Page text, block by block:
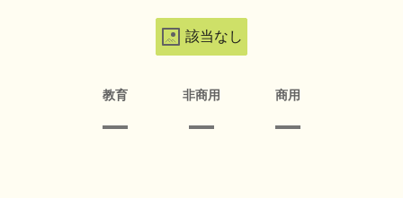
該当なし
教育 非商用 商用